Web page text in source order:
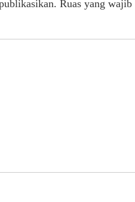
Ruas yang wajib